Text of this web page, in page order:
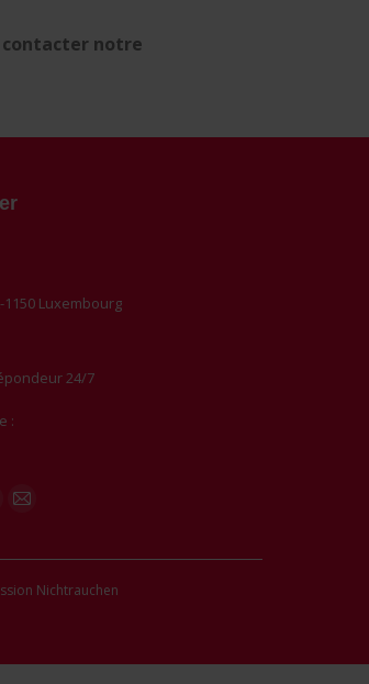
contacter notre
Luxembourg
24/7
:
in Nichtrauchen